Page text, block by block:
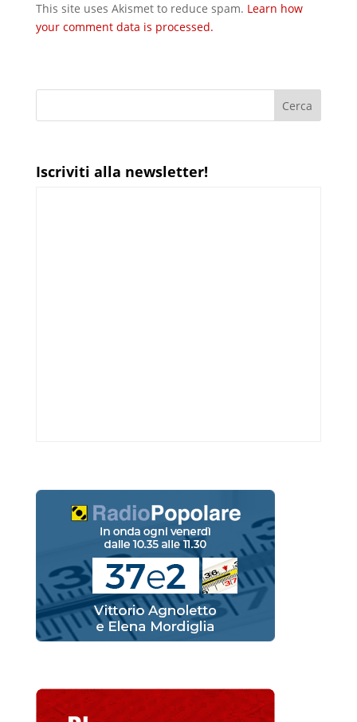
This site uses Akismet to reduce spam. Learn how
your comment data is processed.
Iscriviti alla newsletter!